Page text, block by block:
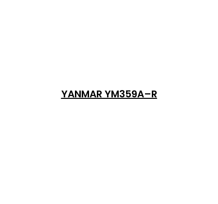
YANMAR YM359A–R